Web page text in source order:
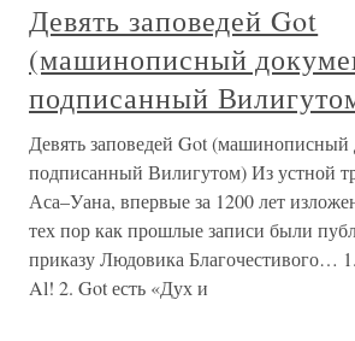
Девять заповедей Got
(машинописный
подписанный
Девять заповедей Got (машинописный
подписанный Вилигутом) Из устной
Аса–Уана, впервые за 1200 лет
тех пор как прошлые записи были
приказу Людовика Благочестивого…
Al! 2. Got есть «Дух и